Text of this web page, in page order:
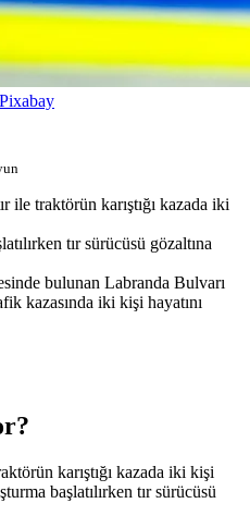
ile traktörün karıştığı kazada iki
tır sürücüsü gözaltına
bulunan Labranda Bulvarı
kazasında iki kişi hayatını
karıştığı kazada iki kişi
başlatılırken tır sürücüsü